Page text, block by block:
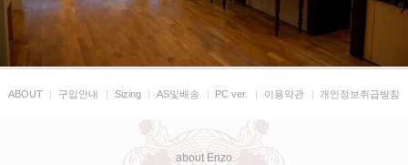
ABOUT | 구입안내 | Sizing | AS및배송 | PC ver. | 이용약관 | 개인정보취급방침
about Enzo